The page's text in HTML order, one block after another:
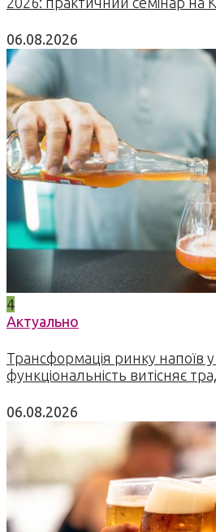
06.08.2026
4
Актуально
Трансформація ринку напоїв у
функціональність витісняє
06.08.2026